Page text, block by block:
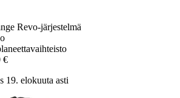
Revo-järjestelmä
€
19. elokuuta asti